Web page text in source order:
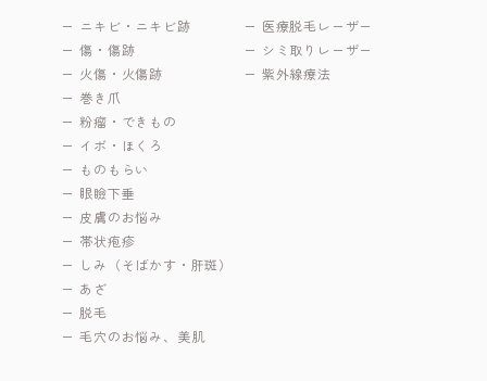
ニキビ・ニキビ跡
傷・傷跡
火傷・火傷跡
巻き爪
粉瘤・できもの
イボ・ほくろ
ものもらい
眼瞼下垂
皮膚のお悩み
帯状疱疹
しみ（そばかす・肝斑）
あざ
脱毛
毛穴のお悩み、美肌
医療脱毛レーザー
シミ取りレーザー
紫外線療法